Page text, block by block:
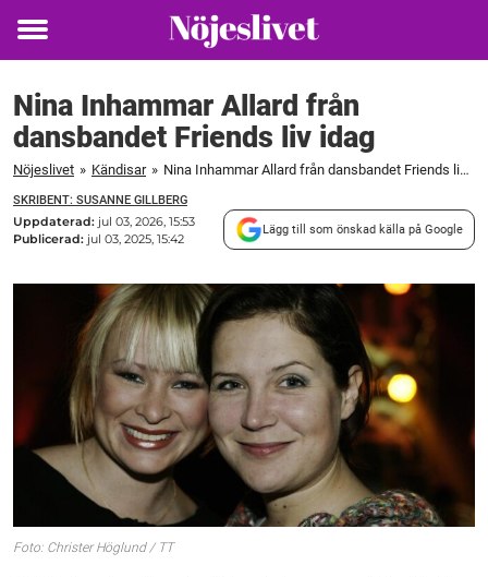
Toggle
Nina Inhammar Allard från
dansbandet Friends liv idag
Nöjeslivet » Kändisar » Nina Inhammar Allard från dansbandet Friends liv idag
SKRIBENT: SUSANNE GILLBERG
Uppdaterad: jul 03, 2026, 15:53
Publicerad: jul 03, 2025, 15:42
Lägg till som önskad källa på Google
Foto: Christer Höglund / TT